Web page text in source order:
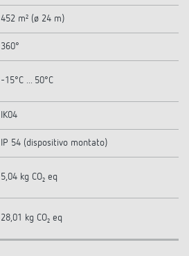
452 m² (ø 24 m)
360°
-15°C ... 50°C
IK04
IP 54 (dispositivo montato)
5,04 kg CO₂ eq
28,01 kg CO₂ eq